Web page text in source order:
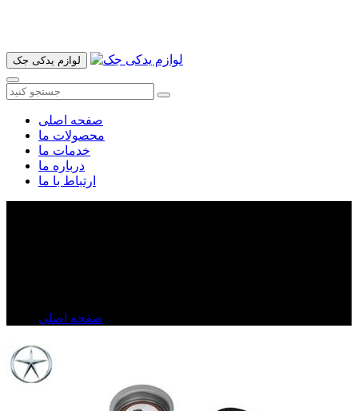
لوازم یدکی جک
صفحه اصلی
محصولات ما
خدمات ما
درباره ما
ارتباط با ما
صفحه اصلی